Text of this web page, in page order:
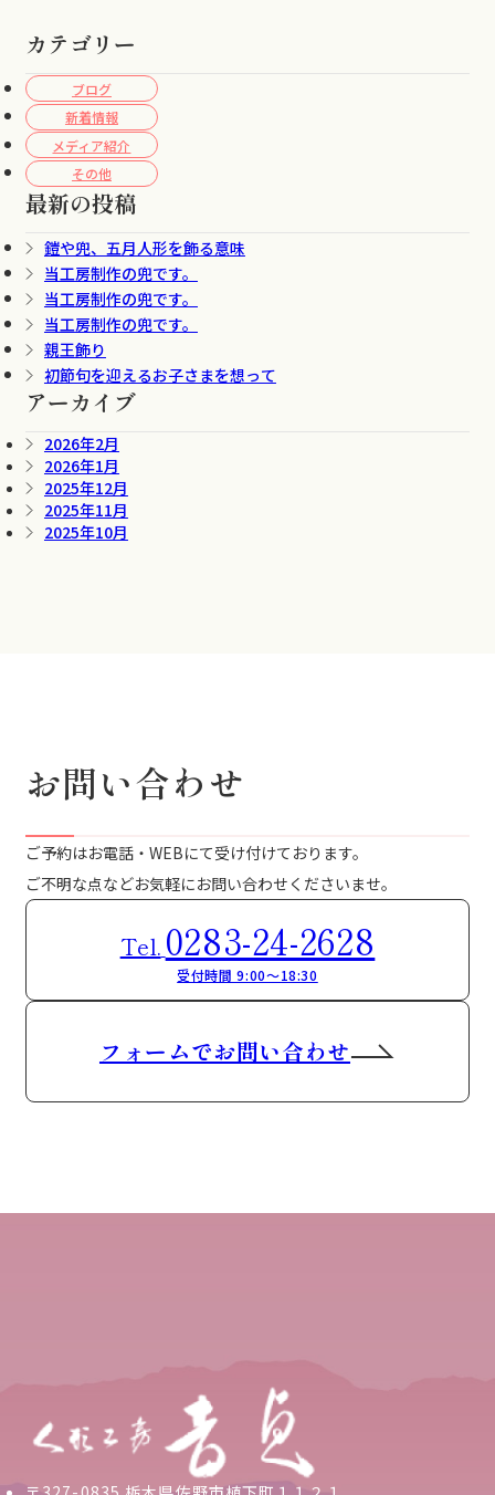
カテゴリー
ブログ
新着情報
メディア紹介
その他
最新の投稿
鎧や兜、五月人形を飾る意味
当工房制作の兜です。
当工房制作の兜です。
当工房制作の兜です。
親王飾り
初節句を迎えるお子さまを想って
アーカイブ
2026年2月
2026年1月
2025年12月
2025年11月
2025年10月
お問い合わせ
ご予約はお電話・WEBにて受け付けております。
ご不明な点などお気軽にお問い合わせくださいませ。
Tel. 0283-24-2628
受付時間 9:00～18:30
フォームでお問い合わせ